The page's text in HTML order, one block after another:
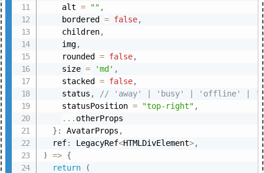
    alt
= "" ,
    bordered
= false,
    children
,
    img
,
    rounded
= false,
    size
= 'md' ,
    stacked
= false,
    status
,
// 'away' | 'busy' | 'offline' |
    statusPosition
= "top-right" ,
... otherProps
} : AvatarProps ,
  ref
: LegacyRef<HTMLDivElement>,
)
=> {
return
(